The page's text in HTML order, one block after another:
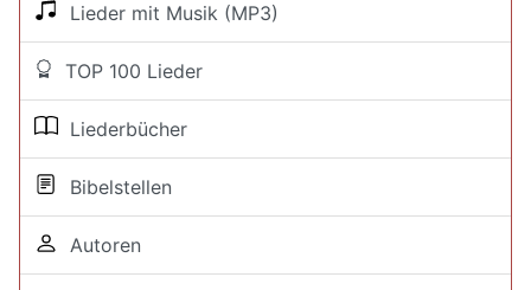
Lieder mit Musik (MP3)
TOP 100 Lieder
Liederbücher
Bibelstellen
Autoren